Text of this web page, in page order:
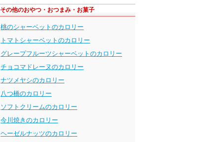
その他のおやつ・おつまみ・お菓子
桃のシャーベットのカロリー
トマトシャーベットのカロリー
グレープフルーツシャーベットのカロリー
チョコマドレーヌのカロリー
ナツメヤシのカロリー
八つ橋のカロリー
ソフトクリームのカロリー
今川焼きのカロリー
ヘーゼルナッツのカロリー